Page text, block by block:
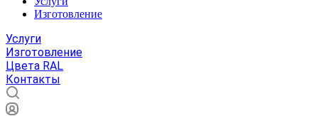
Изготовление
Услуги
Изготовление
Цвета RAL
Контакты